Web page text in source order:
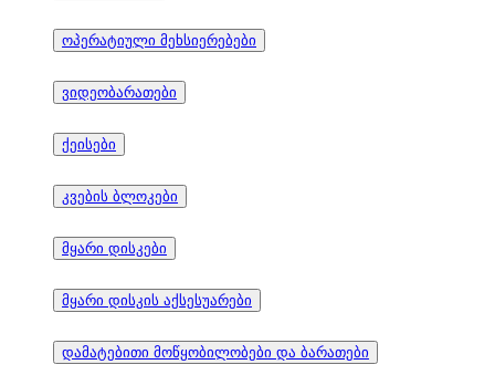
ოპერატიული მეხსიერებები
ვიდეობარათები
ქეისები
კვების ბლოკები
მყარი დისკები
მყარი დისკის აქსესუარები
დამატებითი მოწყობილობები და ბარათები